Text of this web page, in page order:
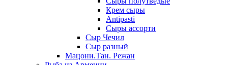
Крем сыры
Antipasti
Сыры ассорти
Сыр Чечил
Сыр разный
Мацони.Тан. Режан